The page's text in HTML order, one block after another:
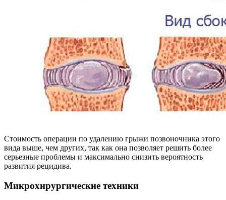
Стоимость операции по удалению грыжи позвоночника этого
вида выше, чем других, так как она позволяет решить более
серьезные проблемы и максимально снизить вероятность
развития рецидива.
Микрохирургические техники